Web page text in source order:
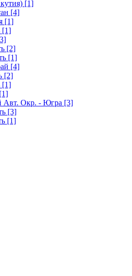
[1]
[4]
[1]
[1]
[2]
[1]
[4]
[2]
[1]
Авт. Окр. - Югра [3]
[3]
[1]